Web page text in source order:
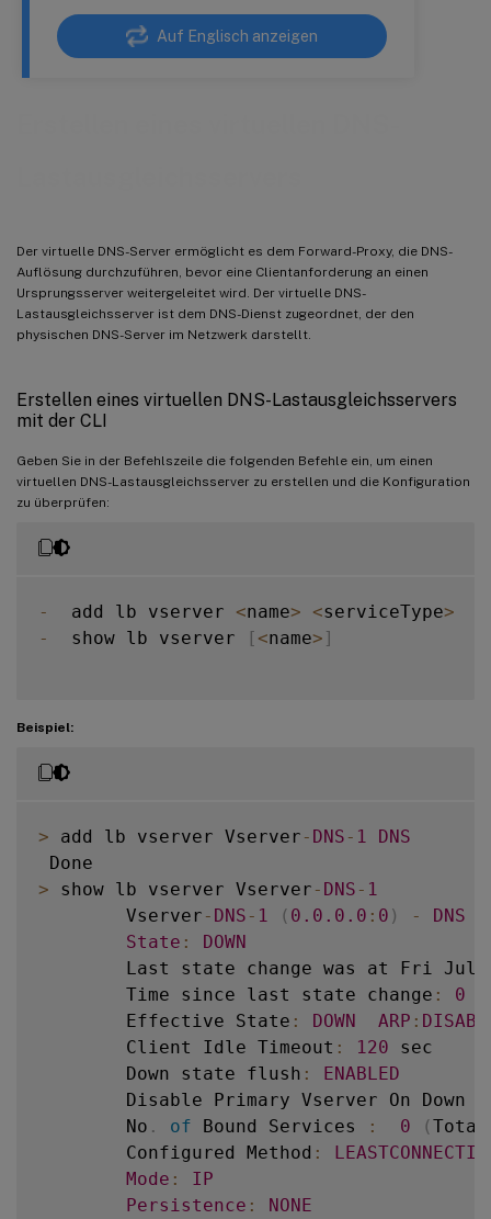
Auf Englisch anzeigen
Der virtuelle DNS-Server ermöglicht es dem Forward-Proxy, die DNS-
Auflösung durchzuführen, bevor eine Clientanforderung an einen
Ursprungsserver weitergeleitet wird. Der virtuelle DNS-
Lastausgleichsserver ist dem DNS-Dienst zugeordnet, der den
physischen DNS-Server im Netzwerk darstellt.
Erstellen eines virtuellen DNS-Lastausgleichsservers
mit der CLI
Geben Sie in der Befehlszeile die folgenden Befehle ein, um einen
virtuellen DNS-Lastausgleichsserver zu erstellen und die Konfiguration
zu überprüfen:
-
  add lb vserver
<name> <serviceType>
-
  show lb vserver
[ <name> ]
Beispiel:
> add lb vserver Vserver - DNS - 1
DNS
> show lb vserver Vserver - DNS - 1
        Vserver
- DNS - 1 ( 0.0 .0 .0 : 0 ) - DNS
State :
DOWN
Last state change was at Fri
        Time since last state change
: 0
        Effective State
: DOWN ARP :
        Client Idle Timeout
: 120 sec
        Down state flush
:
ENABLED
        Disable Primary Vserver On Down
        No
. of Bound Services : 0 (Total
        Configured Method
:
Mode :
IP
Persistence :
NONE